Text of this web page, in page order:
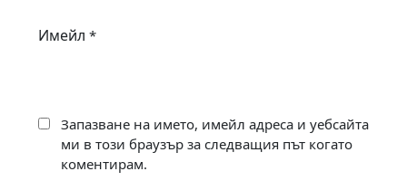
Имейл *
Запазване на името, имейл адреса и уебсайта
ми в този браузър за следващия път когато
коментирам.